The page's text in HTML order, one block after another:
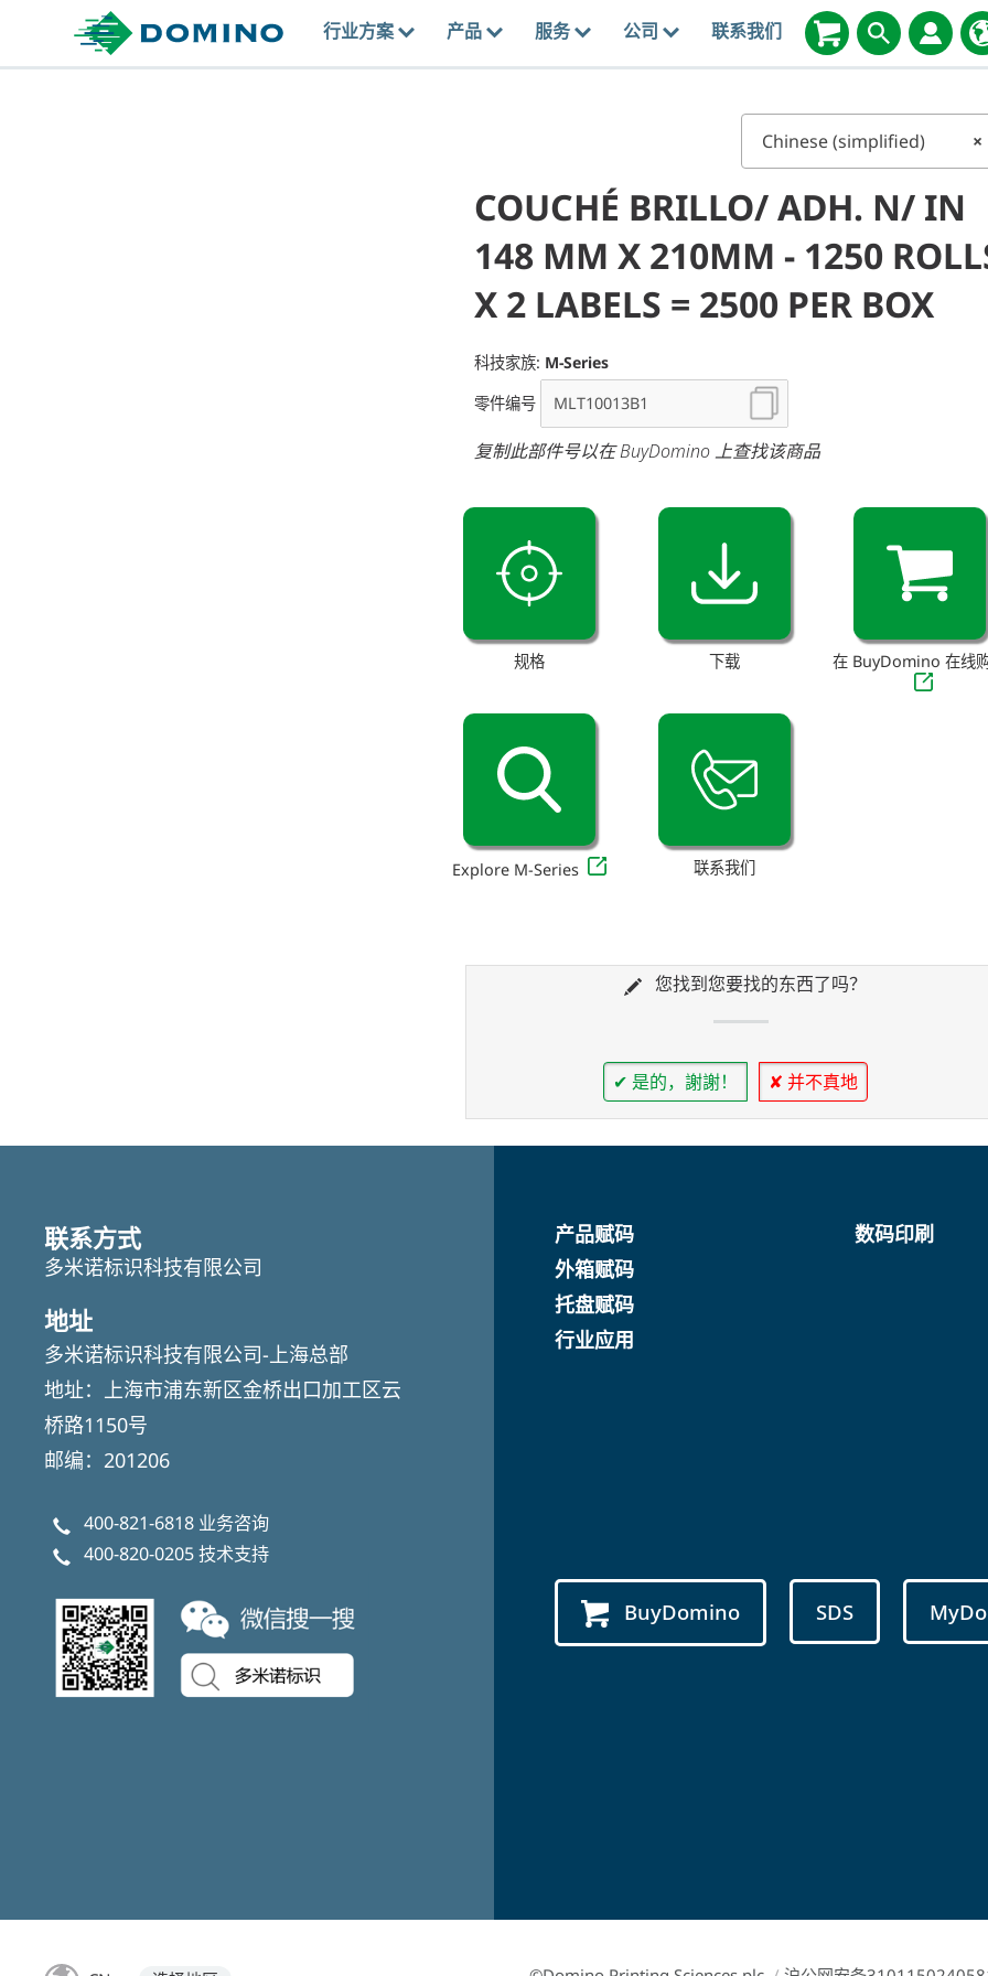
行业方案 产品 服务 公司 联系我们
×
Chinese (simplified)
COUCHÉ BRILLO/ ADH. N/ IN
148 MM X 210MM - 1250
X 2 LABELS = 2500 PER BOX
科技家族: M-Series
零件编号
复制此部件号以在 BuyDomino 上查找该商品
规格 下载 在 BuyDomino 在线
Explore M-Series 联系我们
您找到您要找的东西了吗？
✔ 是的，謝謝！ ✘ 并不真地
联系方式
多米诺标识科技有限公司
地址
多米诺标识科技有限公司-上海总部
地址：上海市浦东新区金桥出口加工区云
桥路1150号
邮编：201206
400-821-6818 业务咨询
400-820-0205技术支持
产品赋码
外箱赋码
托盘赋码
行业应用
数码印刷
BuyDomino SDS